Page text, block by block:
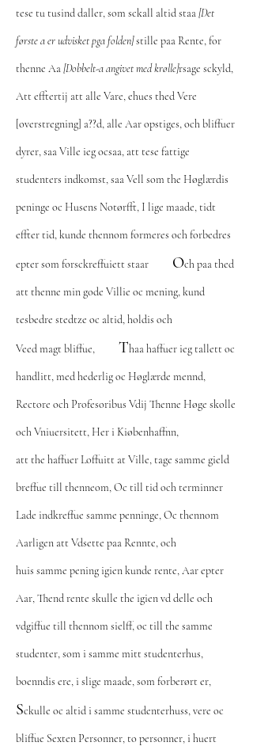
tese tu tusind daller, som sckall altid staa[Det
første a er udvisket pga folden]stille paa Rente, for
thenne Aa[Dobbelt-a angivet med krølle]rsage sckyld,
Att efftertij att alle Vare, ehues thed Vere
[overstregning] a??d, alle Aar opstiges, och bliffuer
dyrer, saa Ville ieg ocsaa, att tese fattige
studenters indkomst, saa Vell som the Høglærdis
peninge oc Husens Notørfft, I lige maade, tidt
effter tid, kunde thennom formeres och forbedres
epter som forsckreffuiett staar Och paa thed
att thenne min gode Villie oc mening, kund
tesbedre stedtze oc altid, holdis och
Veed magt bliffue, Thaa haffuer ieg tallett oc
handlitt, med hederlig oc Høglærde mennd,
Rectore och Profesoribus Vdij Thenne Høge skolle
och Vniuersitett, Her i Kiøbenhaffnn,
att the haffuer Loffuitt at Ville, tage samme gield
breffue till thenneom, Oc till tid och terminner
Lade indkreffue samme penninge, Oc thennom
Aarligen att Vdsette paa Rennte, och
huis samme pening igien kunde rente, Aar epter
Aar, Thend rente skulle the igien vd delle och
vdgiffue till thennom sielff, oc till the samme
studenter, som i samme mitt studenterhus,
boenndis ere, i slige maade, som forberørt er,
Sckulle oc altid i samme studenterhuss, vere oc
bliffue Sexten Personner, to personner, i huert